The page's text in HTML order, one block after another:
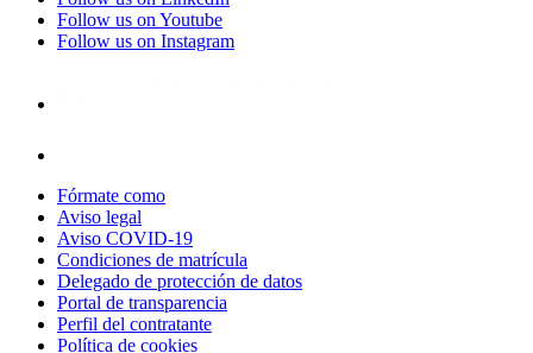
Follow us on Youtube
Follow us on Instagram
Fórmate como
Aviso legal
Aviso COVID-19
Condiciones de matrícula
Delegado de protección de datos
Portal de transparencia
Perfil del contratante
Política de cookies